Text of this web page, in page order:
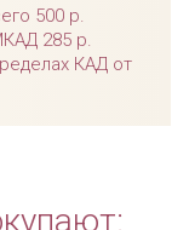
500 р.
285 р.
КАД от